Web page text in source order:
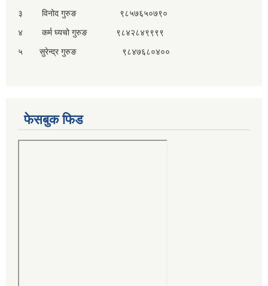
३ विनोद गुरुङ ९८५७६५०७९०
४ कर्म घ्यचो गुरुङ ९८४२८४९९९९
५ सुरेन्द्र गुरुङ ९८४७६८०४००
फेसबुक फिड